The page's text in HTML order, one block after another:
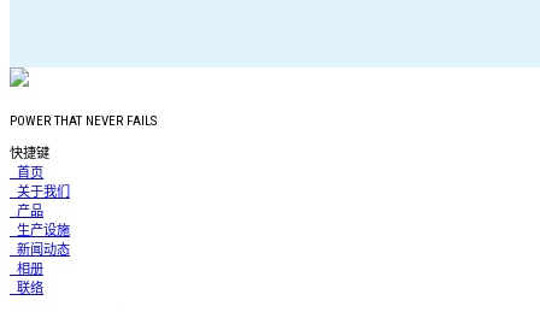
POWER THAT NEVER FAILS
快捷键
首页
关于我们
产品
生产设施
新闻动态
相册
联络